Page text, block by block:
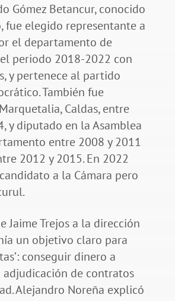
Gómez Betancur, conocido
fue elegido representante a
el departamento de
periodo 2018-2022 con
y pertenece al partido
También fue
Caldas, entre
y diputado en la Asamblea
entre 2008 y 2011
2012 y 2015. En 2022
a la Cámara pero
Jaime Trejos a la dirección
un objetivo claro para
conseguir dinero a
adjudicación de contratos
Alejandro Noreña explicó